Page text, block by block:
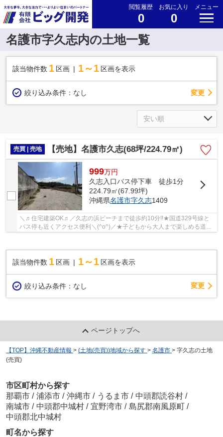
閲覧履歴
0
お気に入り
0
メニュー
名護市字久志内の土地一覧
該当物件数 1 区画 1～1 区画を表示
絞り込み条件： なし 変更
売買 | 売地 【売地】名護市久志(68坪/224.79㎡)
999万円
久志入口バス停下車 徒歩1分
224.79㎡(67.99坪)
沖縄県名護市字久志1409
＼♬住宅建築OK♬／久志の浜ビーチまで徒歩約10分!!★国道329号線と
バス停も近くアクセス便利＼(^o^)／★子どもから大人まで楽しめる道の
該当物件数 1 区画 1～1 区画を表示
絞り込み条件： なし 変更
ページトップへ
【TOP】沖縄不動産情報 > (土地(売買))地域から探す > 名護市 > 字久志の土地
(売買)
市区町村から探す
那覇市 / 浦添市 / 沖縄市 / うるま市 / 中頭郡読谷村 /
南城市 / 中頭郡中城村 / 宜野湾市 / 島尻郡南風原町 /
中頭郡北中城村
町名から探す